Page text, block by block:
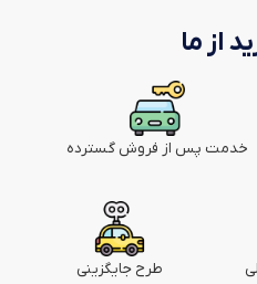
از ما
خدمت پس از فروش گسترده
طرح جایگزینی